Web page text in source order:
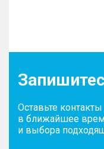
Оставьте
в ближайшее
и выбора